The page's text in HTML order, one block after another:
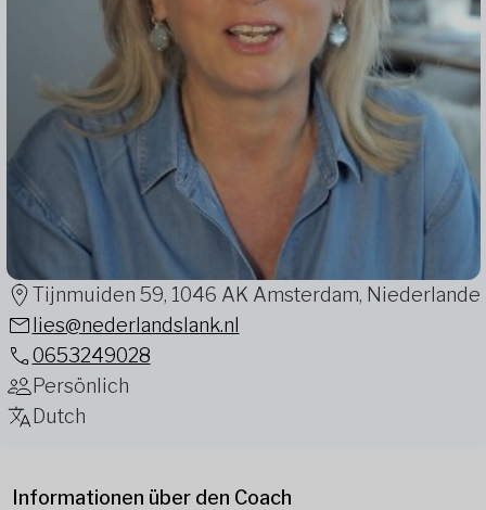
Tijnmuiden 59, 1046 AK Amsterdam, Niederlande
lies@nederlandslank.nl
0653249028
Persönlich
Dutch
Informationen über den Coach